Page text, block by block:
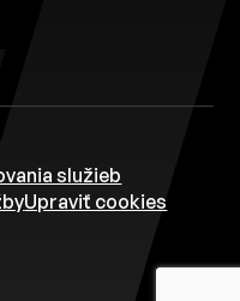
služieb
Upraviť cookies